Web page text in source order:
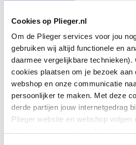
Cookies op Plieger.nl
Om de Plieger services voor jou
gebruiken wij altijd functionele en
daarmee vergelijkbare technieken).
cookies plaatsen om je bezoek aan
webshop en onze communicatie
persoonlijker te maken. Met deze
derde partijen jouw internetgedrag
Plieger website en webshop volgen